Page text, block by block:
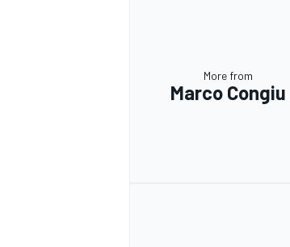
More from
Marco Congiu